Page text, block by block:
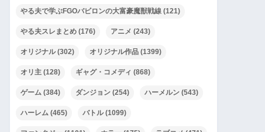
やる夫で学ぶFGOバビロンの大富豪魔獣戦線 (121)
やる夫スレまとめ (176) アニメ (243)
オリジナル(302) オリジナル作品 (1399)
オリ主 (128) ギャグ・コメディ (868)
ゲーム (384) ダンジョン (254) ハーメルン (543)
ハーレム (465) バトル(1099)